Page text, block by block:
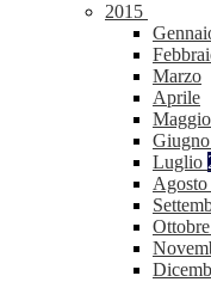
2015
Marzo
Aprile
Maggio
Giugno
Luglio
Agosto
Ottobre